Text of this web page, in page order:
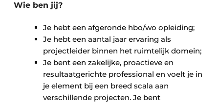
Wie ben jij?
Je hebt een afgeronde hbo/wo opleiding;
Je hebt een aantal jaar ervaring als
projectleider binnen het ruimtelijk domein;
Je bent een zakelijke, proactieve en
resultaatgerichte professional en voelt je in
je element bij een breed scala aan
verschillende projecten. Je bent